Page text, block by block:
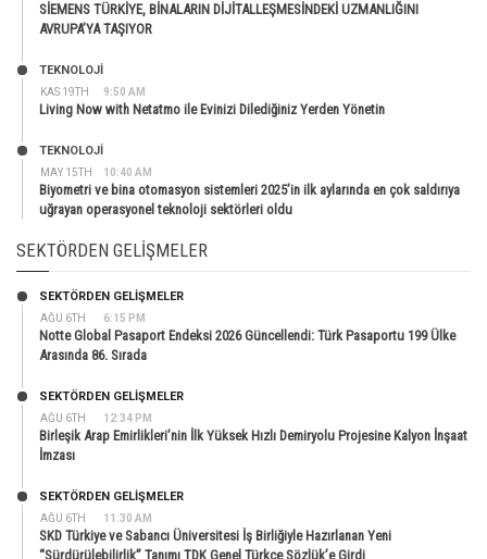
SİEMENS TÜRKİYE, BİNALARIN DİJİTALLEŞMESİNDEKİ UZMANLIĞINI
AVRUPA’YA TAŞIYOR
KAS 19TH 9:50 AM
TEKNOLOJİ
Living Now with Netatmo ile Evinizi Dilediğiniz Yerden Yönetin
MAY 15TH 10:40 AM
TEKNOLOJİ
Biyometri ve bina otomasyon sistemleri 2025’in ilk aylarında en çok saldırıya
uğrayan operasyonel teknoloji sektörleri oldu
SEKTÖRDEN GELIŞMELER
AĞU 6TH 6:15 PM
SEKTÖRDEN GELIŞMELER
Notte Global Pasaport Endeksi 2026 Güncellendi: Türk Pasaportu 199 Ülke
Arasında 86. Sırada
AĞU 6TH 12:34 PM
SEKTÖRDEN GELIŞMELER
Birleşik Arap Emirlikleri’nin İlk Yüksek Hızlı Demiryolu Projesine Kalyon İnşaat
İmzası
AĞU 6TH 11:30 AM
SEKTÖRDEN GELIŞMELER
SKD Türkiye ve Sabancı Üniversitesi İş Birliğiyle Hazırlanan Yeni
“Sürdürülebilirlik” Tanımı TDK Genel Türkçe Sözlük’e Girdi